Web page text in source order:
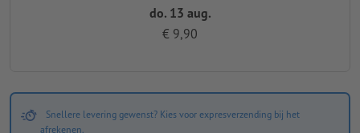
do. 13 aug.
€ 9,90
Snellere levering gewenst? Kies voor expresverzending bij het
afrekenen.